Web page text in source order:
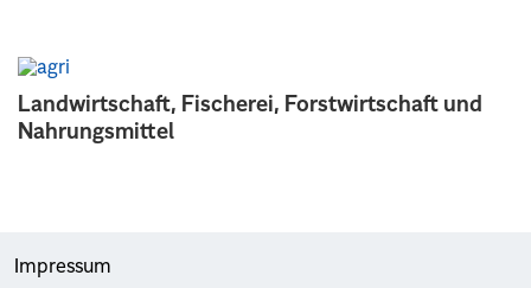
Landwirtschaft, Fischerei, Forstwirtschaft und
Nahrungsmittel
Impressum